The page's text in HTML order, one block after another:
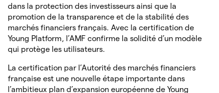
dans la protection des investisseurs ainsi que la
promotion de la transparence et de la stabilité des
marchés financiers français. Avec la certification de
Young Platform, l’AMF confirme la solidité d’un modèle
qui protège les utilisateurs.
La certification par l’Autorité des marchés financiers
française est une nouvelle étape importante dans
l’ambitieux plan d’expansion européenne de Young